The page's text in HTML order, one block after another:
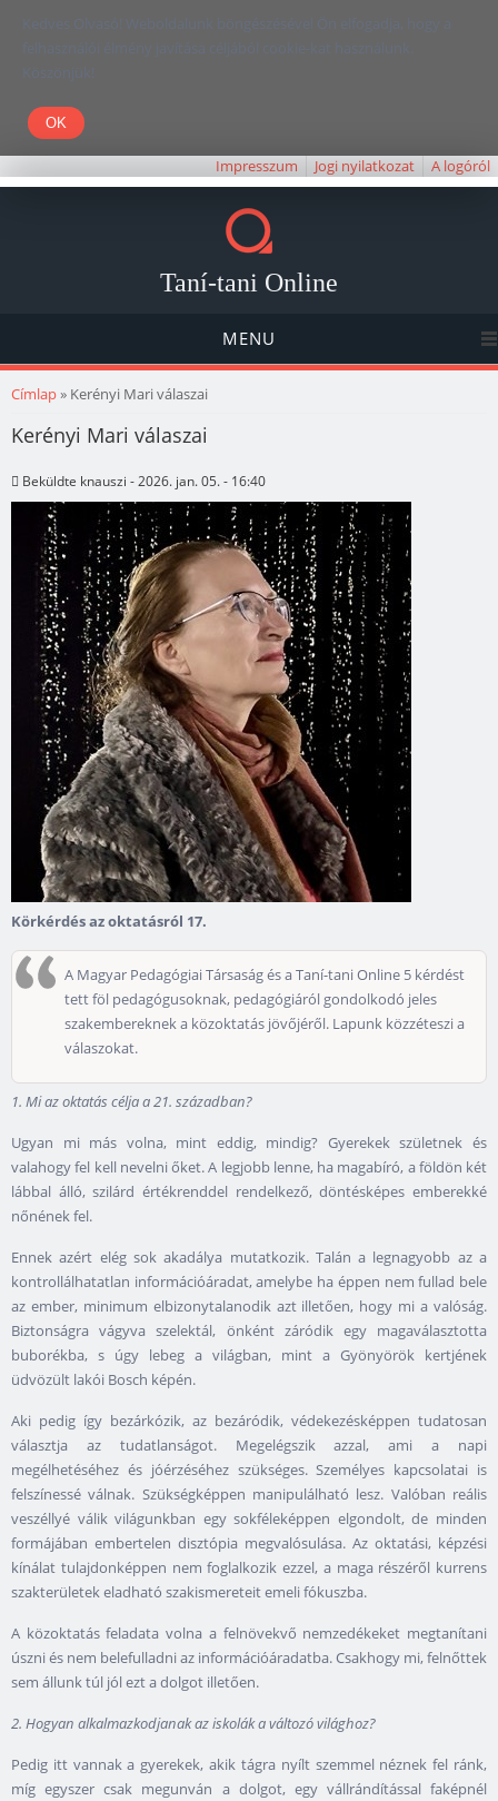
Kedves Olvasó! Weboldalunk böngészésével Ön elfogadja, hogy a
felhasználói élmény javítása céljából cookie-kat használunk.
Köszönjük!
Impresszum Jogi nyilatkozat A logóról
Taní-tani Online
MENU
Jelenlegi hely
Címlap» Kerényi Mari válaszai
Kerényi Mari válaszai
Beküldte knauszi - 2026. jan. 05. - 16:40
Körkérdés az oktatásról 17.
A Magyar Pedagógiai Társaság és a Taní-tani Online 5 kérdést
tett föl pedagógusoknak, pedagógiáról gondolkodó jeles
szakembereknek a közoktatás jövőjéről. Lapunk közzéteszi a
válaszokat.
1. Mi az oktatás célja a 21. században?
Ugyan mi más volna, mint eddig, mindig? Gyerekek születnek és
valahogy fel kell nevelni őket. A legjobb lenne, ha magabíró, a földön két
lábbal álló, szilárd értékrenddel rendelkező, döntésképes emberekké
nőnének fel.
Ennek azért elég sok akadálya mutatkozik. Talán a legnagyobb az a
kontrollálhatatlan információáradat, amelybe ha éppen nem fullad bele
az ember, minimum elbizonytalanodik azt illetően, hogy mi a valóság.
Biztonságra vágyva szelektál, önként záródik egy magaválasztotta
buborékba, s úgy lebeg a világban, mint a Gyönyörök kertjének
üdvözült lakói Bosch képén.
Aki pedig így bezárkózik, az bezáródik, védekezésképpen tudatosan
választja az tudatlanságot. Megelégszik azzal, ami a napi
megélhetéséhez és jóérzéséhez szükséges. Személyes kapcsolatai is
felszínessé válnak. Szükségképpen manipulálható lesz. Valóban reális
veszéllyé válik világunkban egy sokféleképpen elgondolt, de minden
formájában embertelen disztópia megvalósulása. Az oktatási, képzési
kínálat tulajdonképpen nem foglalkozik ezzel, a maga részéről kurrens
szakterületek eladható szakismereteit emeli fókuszba.
A közoktatás feladata volna a felnövekvő nemzedékeket megtanítani
úszni és nem belefulladni az információáradatba. Csakhogy mi, felnőttek
sem állunk túl jól ezt a dolgot illetően.
2. Hogyan alkalmazkodjanak az iskolák a változó világhoz?
Pedig itt vannak a gyerekek, akik tágra nyílt szemmel néznek fel ránk,
míg egyszer csak megunván a dolgot, egy vállrándítással faképnél